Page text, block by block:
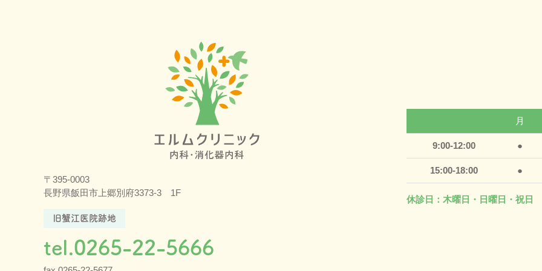
〒395-0003
長野県飯田市上郷別府3373-3 1F
旧蟹江医院跡地
tel.0265-22-5666
月
9:00-12:00 ●
15:00-18:00 ●
休診日：木曜日・日曜日・祝日